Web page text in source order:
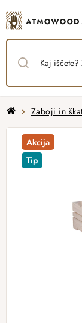
to
content
HomeZaboji in
Akcija
Tip